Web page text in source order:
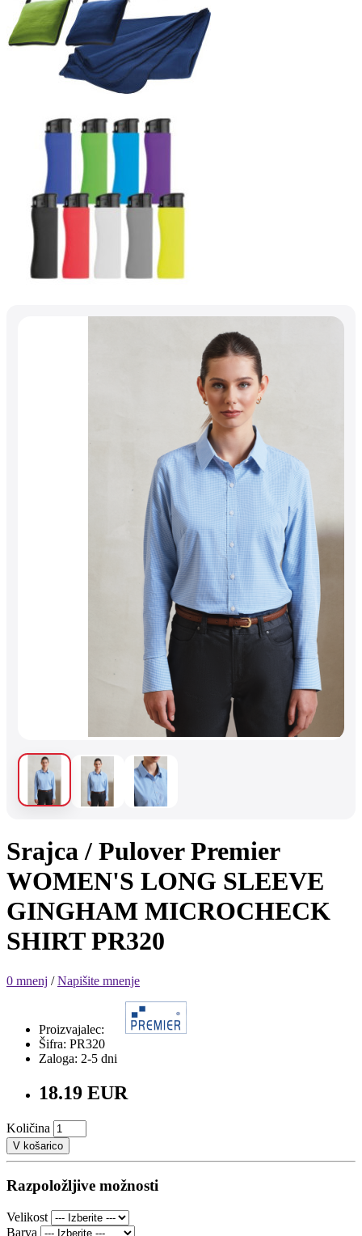
Srajca / Pulover Premier
WOMEN'S LONG SLEEVE
GINGHAM MICROCHECK
SHIRT PR320
0 mnenj /Napišite mnenje
Proizvajalec:
Šifra: PR320
Zaloga: 2-5 dni
18.19 EUR
Količina
V košarico
Razpoložljive možnosti
Velikost
Barva